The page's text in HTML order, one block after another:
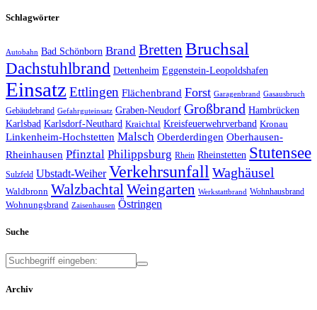
Schlagwörter
Autobahn Bad Schönborn Brand Bretten Bruchsal
Dachstuhlbrand Dettenheim Eggenstein-Leopoldshafen
Einsatz Ettlingen Flächenbrand Forst Garagenbrand Gasausbruch
Gebäudebrand Gefahrguteinsatz Graben-Neudorf Großbrand Hambrücken
Karlsbad Karlsdorf-Neuthard Kraichtal Kreisfeuerwehrverband Kronau
Linkenheim-Hochstetten Malsch Oberderdingen Oberhausen-
Rheinhausen Pfinztal Philippsburg Rhein Rheinstetten Stutensee
Sulzfeld Ubstadt-Weiher Verkehrsunfall Waghäusel
Waldbronn Walzbachtal Weingarten Werkstattbrand Wohnhausbrand
Wohnungsbrand Zaisenhausen Östringen
Suche
Archiv